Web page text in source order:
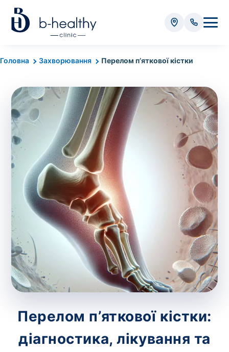
Головна Захворювання Перелом п’яткової кістки
Перелом п’яткової кістки:
діагностика, лікування та
Аналізи
Вартість забору крові - 50 грн
Вартість забору біоматеріалу (крім крові) - від
35 грн
Всього:
Попередній запис на дослідження не
потрібний. Виняток становлять мазки та
зіскрібки. Взяття біоматеріалу для них
виконує лікар – необхідий запис до фахівця.
Аналіз вдома